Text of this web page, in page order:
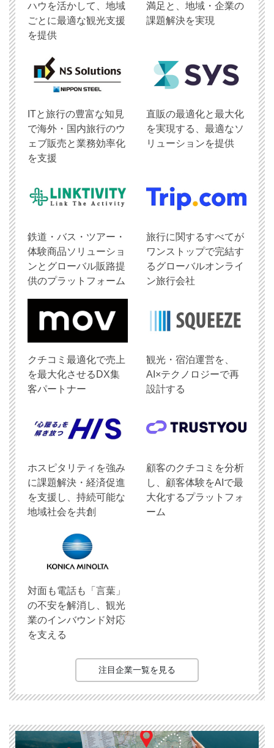
ハウを活かして、地域
ごとに最適な観光支援
を提供
満足と、地域・企業の
課題解決を実現
ITと旅行の豊富な知見
で海外・国内旅行のウ
ェブ販売と業務効率化
を支援
直販の最適化と最大化
を実現する、最適なソ
リューションを提供
鉄道・バス・ツアー・
体験商品ソリューショ
ンとグローバル販路提
供のプラットフォーム
旅行に関するすべてが
ワンストップで完結す
るグローバルオンライ
ン旅行会社
クチコミ最適化で売上
を最大化させるDX集
客パートナー
観光・宿泊運営を、
AI×テクノロジーで再
設計する
ホスピタリティを強み
に課題解決・経済促進
を支援し、持続可能な
地域社会を共創
顧客のクチコミを分析
し、顧客体験をAIで最
大化するプラットフォ
ーム
対面も電話も「言葉」
の不安を解消し、観光
業のインバウンド対応
を支える
注目企業一覧を見る